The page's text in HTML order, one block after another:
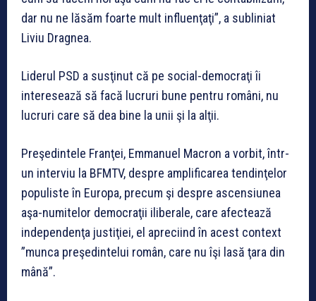
dar nu ne lăsăm foarte mult influenţaţi”, a subliniat
Liviu Dragnea.
Liderul PSD a susţinut că pe social-democraţi îi
interesează să facă lucruri bune pentru români, nu
lucruri care să dea bine la unii şi la alţii.
Preşedintele Franţei, Emmanuel Macron a vorbit, într-
un interviu la BFMTV, despre amplificarea tendinţelor
populiste în Europa, precum şi despre ascensiunea
aşa-numitelor democraţii iliberale, care afectează
independenţa justiţiei, el apreciind în acest context
”munca preşedintelui român, care nu îşi lasă ţara din
mână”.